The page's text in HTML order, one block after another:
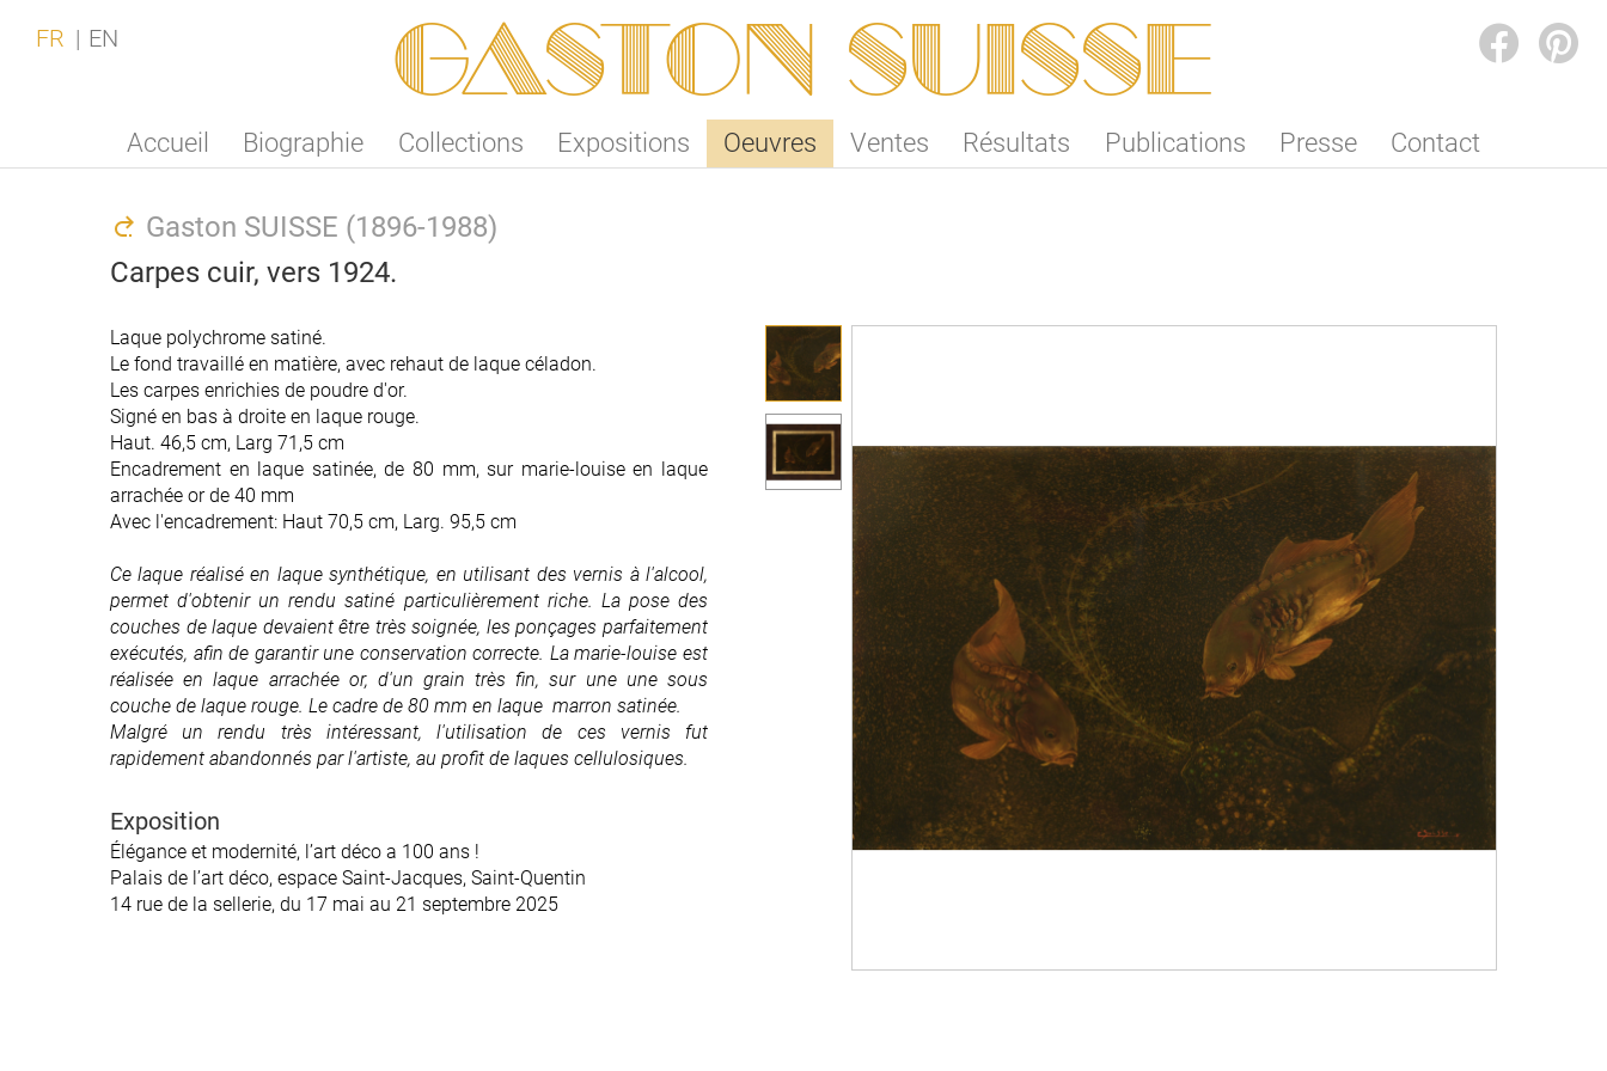
Gaston SUISSE
Accueil Biographie Collections Expositions Oeuvres Ventes Résultats Publications Presse Contact
FR EN
Gaston SUISSE (1896-1988)
Carpes cuir, vers 1924.
Laque polychrome satiné.
Le fond travaillé en matière, avec rehaut de laque céladon.
Les carpes enrichies de poudre d'or.
Signé en bas à droite en laque rouge.
Haut. 46,5 cm, Larg 71,5 cm
Encadrement en laque satinée, de 80 mm, sur marie-louise en laque
arrachée or de 40 mm
Avec l'encadrement: Haut 70,5 cm, Larg. 95,5 cm
Ce laque réalisé en laque synthétique, en utilisant des vernis à l'alcool,
permet d'obtenir un rendu satiné particulièrement riche. La pose des
couches de laque devaient être très soignée, les ponçages parfaitement
exécutés, afin de garantir une conservation correcte. La marie-louise est
réalisée en laque arrachée or, d'un grain très fin, sur une une sous
couche de laque rouge. Le cadre de 80 mm en laque marron satinée.
Malgré un rendu très intéressant, l'utilisation de ces vernis fut
rapidement abandonnés par l'artiste, au profit de laques cellulosiques.
Exposition
Élégance et modernité, l’art déco a 100 ans !
Palais de l’art déco, espace Saint-Jacques, Saint-Quentin
14 rue de la sellerie, du 17 mai au 21 septembre 2025